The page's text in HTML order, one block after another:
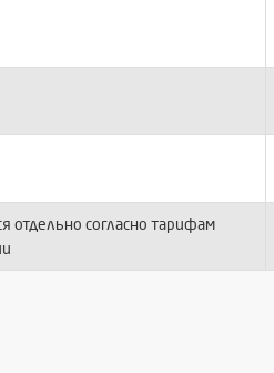
отдельно согласно тарифам